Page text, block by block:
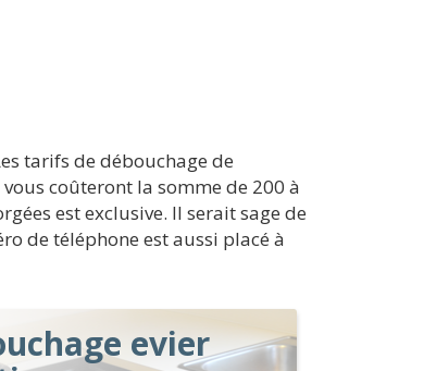
tarifs de débouchage de
coûteront la somme de 200 à
est exclusive. Il serait sage de
de téléphone est aussi placé à
evier